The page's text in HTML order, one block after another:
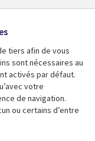
tiers afin de vous
sont nécessaires au
activés par défaut.
votre
de navigation.
ou certains d’entre